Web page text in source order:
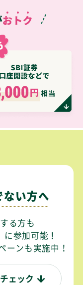
い方へ
る方も
参加可能！
ーンも実施中！
ェック